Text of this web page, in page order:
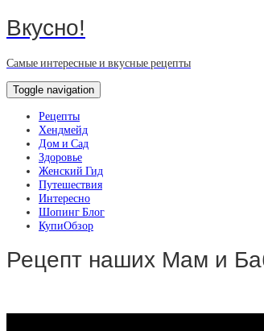
Вкусно!
Самые интересные и вкусные рецепты
Toggle navigation
Рецепты
Хендмейд
Дом и Сад
Здоровье
Женский Гид
Путешествия
Интересно
Шопинг Блог
КупиОбзор
Рецепт наших Мам и